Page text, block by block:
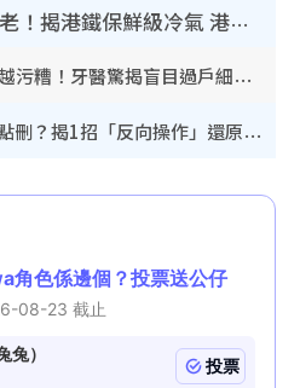
內地客歎港人唔識老！揭港鐵保鮮級冷氣 港人求放過：咪投訴
牙線棒亂用隨時越清越污糟！牙醫驚揭盲目過戶細菌恐致蛀牙：呢種先係日常真保養
WhatsApp預設貼圖點刪？揭1招「反向操作」還原簡潔介面 附3步實測教學